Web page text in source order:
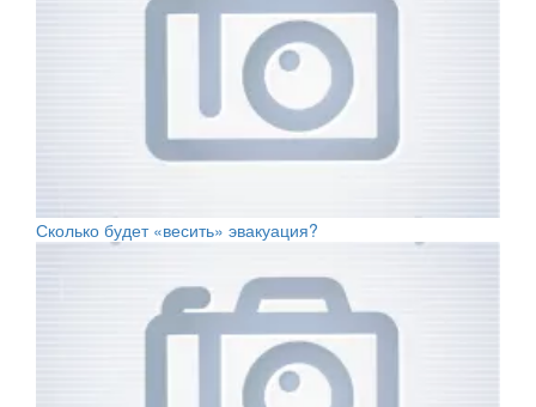
Сколько будет «весить» эвакуация?